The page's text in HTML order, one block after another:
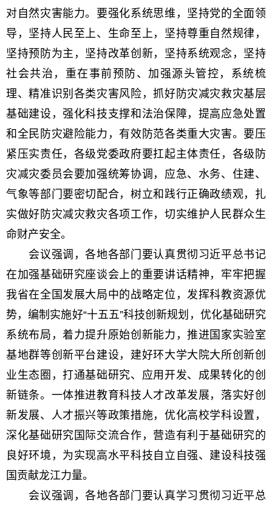
对自然灾害能力。要强化系统思维，坚持党的全面领
导，坚持人民至上、生命至上，坚持尊重自然规律，
坚持预防为主，坚持改革创新，坚持系统观念，坚持
社会共治，重在事前预防、加强源头管控，系统梳
理、精准识别各类灾害风险，抓好防灾减灾救灾基层
基础建设，强化科技支撑和法治保障，提高应急处置
和全民防灾避险能力，有效防范各类重大灾害。要压
紧压实责任，各级党委政府要扛起主体责任，各级防
灾减灾委员会要加强统筹协调，应急、水务、住建、
气象等部门要密切配合，树立和践行正确政绩观，扎
实做好防灾减灾救灾各项工作，切实维护人民群众生
命财产安全。
会议强调，各地各部门要认真贯彻习近平总书记
在加强基础研究座谈会上的重要讲话精神，牢牢把握
我省在全国发展大局中的战略定位，发挥科教资源优
势，编制实施好“十五五”科技创新规划，优化基础研究
系统布局，着力提升原始创新能力，推进国家实验室
基地群等创新平台建设，建好环大学大院大所创新创
业生态圈，打通基础研究、应用开发、成果转化的创
新链条。一体推进教育科技人才改革发展，落实好创
新发展、人才振兴等政策措施，优化高校学科设置，
深化基础研究国际交流合作，营造有利于基础研究的
良好环境，为实现高水平科技自立自强、建设科技强
国贡献龙江力量。
会议强调，各地各部门要认真学习贯彻习近平总